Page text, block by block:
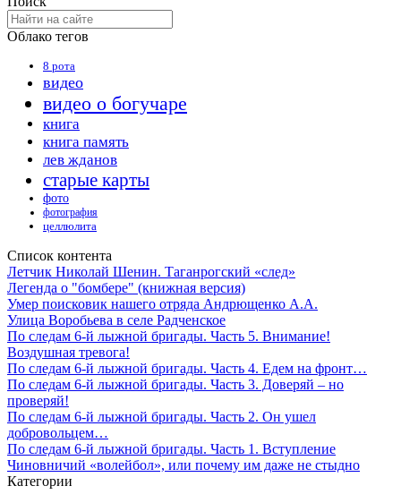
Облако тегов
8 рота
видео
видео о богучаре
книга
книга память
лев жданов
старые карты
фото
фотография
целлюлита
Список контента
Летчик Николай Шенин. Таганрогский «след»
Легенда о "бомбере" (книжная версия)
Умер поисковик нашего отряда Андрющенко А.А.
Улица Воробьева в селе Радченское
По следам 6-й лыжной бригады. Часть 5. Внимание!
Воздушная тревога!
По следам 6-й лыжной бригады. Часть 4. Едем на фронт…
По следам 6-й лыжной бригады. Часть 3. Доверяй – но
проверяй!
По следам 6-й лыжной бригады. Часть 2. Он ушел
добровольцем…
По следам 6-й лыжной бригады. Часть 1. Вступление
Чиновничий «волейбол», или почему им даже не стыдно
Категории